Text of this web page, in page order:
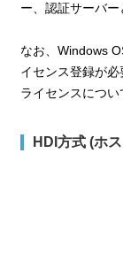
ー、認証サーバー
なお、Windows
イセンス登録が必
ライセンスについ
HDI方式 (ホ